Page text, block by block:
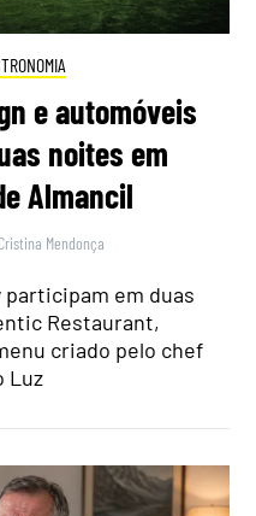
e automóveis
noites em
Almancil
Cristina Mendonça
participam em duas
Restaurant,
criado pelo chef
Luz